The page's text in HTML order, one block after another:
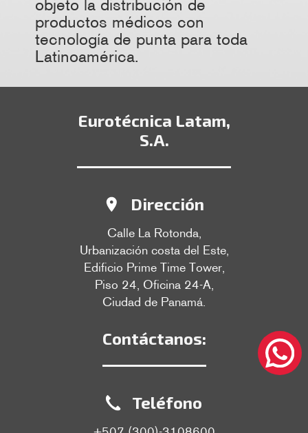
objeto la distribución de
productos médicos con
tecnología de punta para toda
Latinoamérica.
Eurotécnica Latam,
S.A.
Dirección
Calle La Rotonda,
Urbanización costa del Este,
Edificio Prime Time Tower,
Piso 24, Oficina 24-A,
Ciudad de Panamá.
Contáctanos:
Teléfono